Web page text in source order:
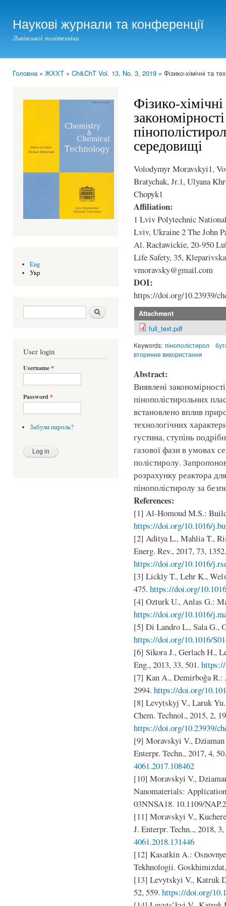
Наукові журнали та конференції
Львівської політехніки
Головна» ЖХХТ » Ch&ChT Vol. 13, No. 3, 2019 » Фізико-хімічні та
Eng
Укр
Search form Шукати
User login
Username*
Password *
Забули пароль?
Фізико-
закономірності
середовищі
Volodymyr Moravskyi1,
Bratychak, Jr.1, Ulyana
Chopyk1
Affiliation:
1 Lviv Polytechnic
Lviv, Ukraine 2 The John
Al. Racławickie, 20-950
Life Safety, 35,
vmoravsky@gmail.com
DOI:
https://doi.org/10.23939/
Attachment
full_text.pdf
Keywords: пінополістирол
вторинне використання
Abstract:
Виявлені
пінополістирольних
встановлено вплив
технологічних
густина, ступінь
газової фази в умовах
полістиролу.
розрахунку реактора
пінополістиролу за
References:
[1] Al-Homoud M.S.:
https://doi.org/10.1016/
[2] Aditya L., Mahlia T.,
Energ. Rev., 2017, 73, 1352.
https://doi.org/10.1016/
[3] Lickly T., Lehr K.,
475. https://doi.org/
[4] Ozturk U., Anlas G.:
https://doi.org/10.1016/
[5] Di Landro L., Sala G.,
https://doi.org/10.1016/
[6] Sikora J., Gerlach H.,
Eng., 2013, 33, 501.
[7] Kan A., Demirboğa R.:
2994. https://doi.org/
[8] Levytskyj V., Laruk
Chem. Technol., 2015, 2,
https://doi.org/10.23939/
[9] Moravskyi V.,
Enterpr. Techn., 2017, 4,
4061.2017.108462
[10] Moravskyi V.,
Nanomaterials:
03NNSA18. 10.1109/
[11] Moravskyi V.,
J. Enterpr. Techn.., 2018,
4061.2018.131446
[12] Kasatkin A.:
Tekhnologii.
[13] Levytskyi V., Katruk
52, 559. https://doi.org/